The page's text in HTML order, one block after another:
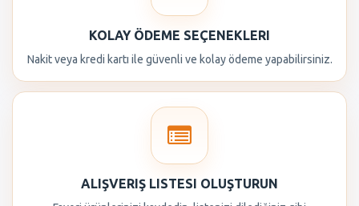
KOLAY ÖDEME SEÇENEKLERI
Nakit veya kredi kartı ile güvenli ve kolay ödeme yapabilirsiniz.
ALIŞVERIŞ LISTESI OLUŞTURUN